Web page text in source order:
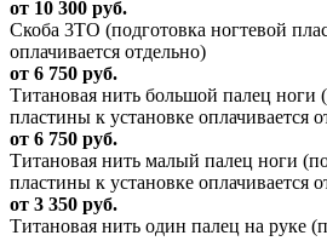
от 10 300 руб.
Скоба 3ТО (подготовка ногтевой
оплачивается отдельно)
от 6 750 руб.
Титановая нить большой палец ноги
пластины к установке оплачивается
от 6 750 руб.
Титановая нить малый палец ноги
пластины к установке оплачивается
от 3 350 руб.
Титановая нить один палец на руке